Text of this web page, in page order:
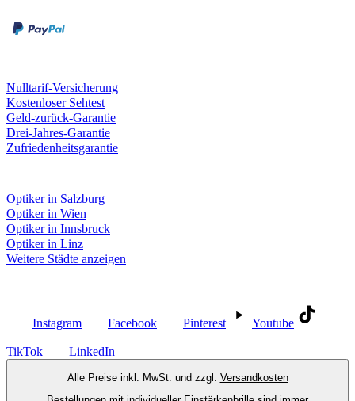
Nulltarif-Versicherung
Kostenloser Sehtest
Geld-zurück-Garantie
Drei-Jahres-Garantie
Zufriedenheitsgarantie
Optiker in Salzburg
Optiker in Wien
Optiker in Innsbruck
Optiker in Linz
Weitere Städte anzeigen
Instagram Facebook Pinterest Youtube
TikTok LinkedIn
Alle Preise inkl. MwSt. und zzgl. Versandkosten